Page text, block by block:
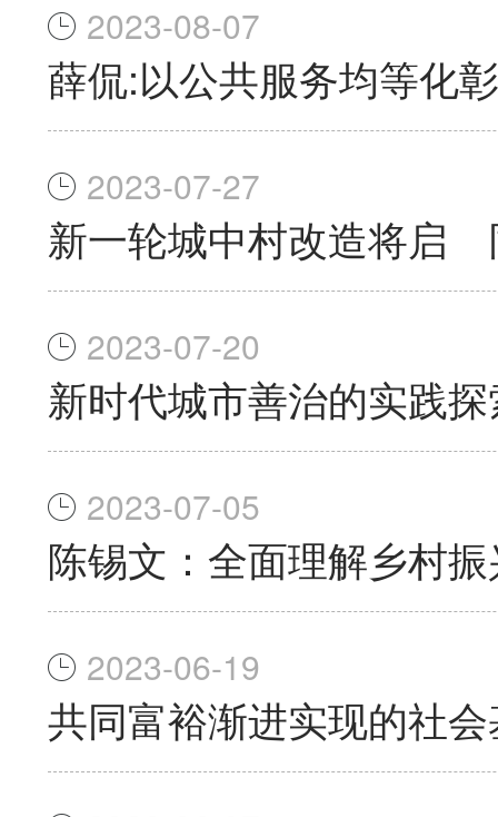
2023-08-07
薛侃:以公共服务均等化
2023-07-27
新一轮城中村改造将启
2023-07-20
新时代城市善治的实践
2023-07-05
陈锡文：全面理解乡村
2023-06-19
共同富裕渐进实现的社